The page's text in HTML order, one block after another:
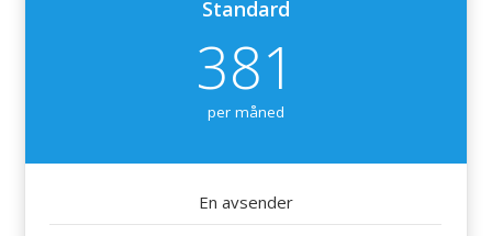
Standard
381
per måned
En avsender